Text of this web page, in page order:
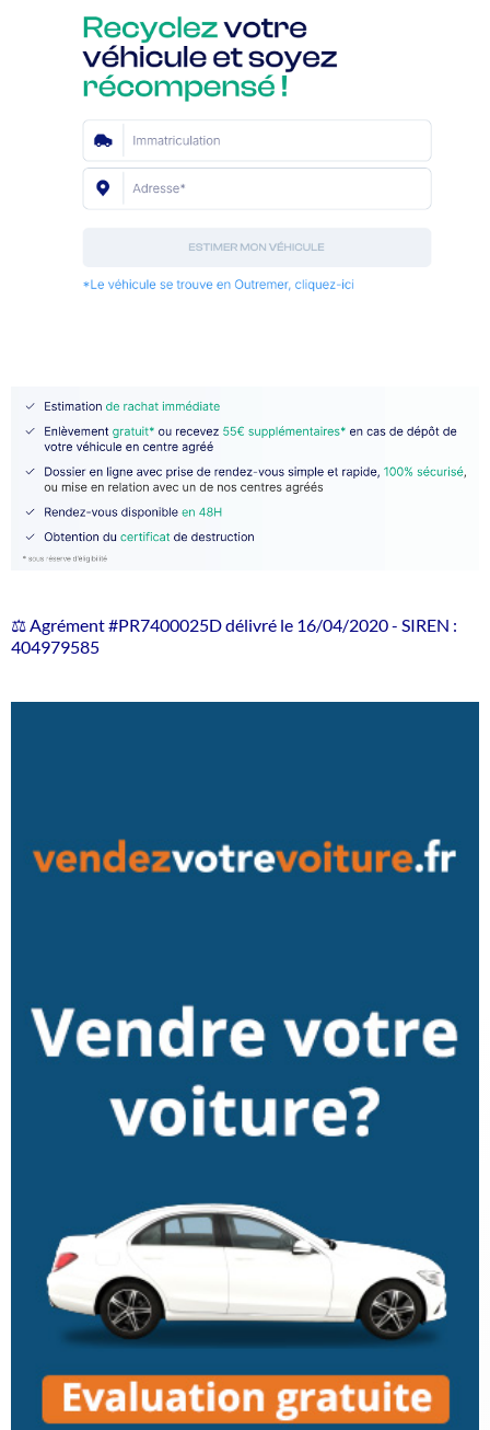
⚖️ Agrément #PR7400025D délivré le 16/04/2020 - SIREN :
404979585